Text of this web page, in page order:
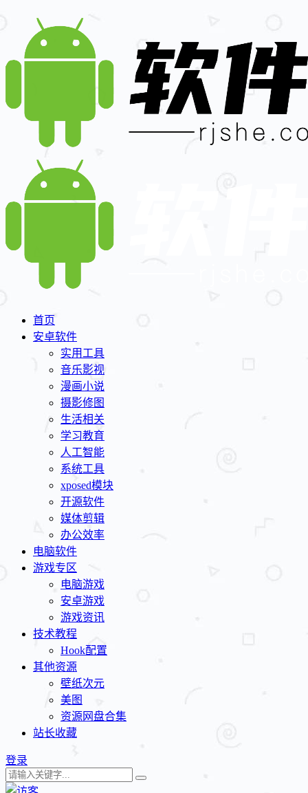
首页
安卓软件
实用工具
音乐影视
漫画小说
摄影修图
生活相关
学习教育
人工智能
系统工具
xposed模块
开源软件
媒体剪辑
办公效率
电脑软件
游戏专区
电脑游戏
安卓游戏
游戏资讯
技术教程
Hook配置
其他资源
壁纸次元
美图
资源网盘合集
站长收藏
登录